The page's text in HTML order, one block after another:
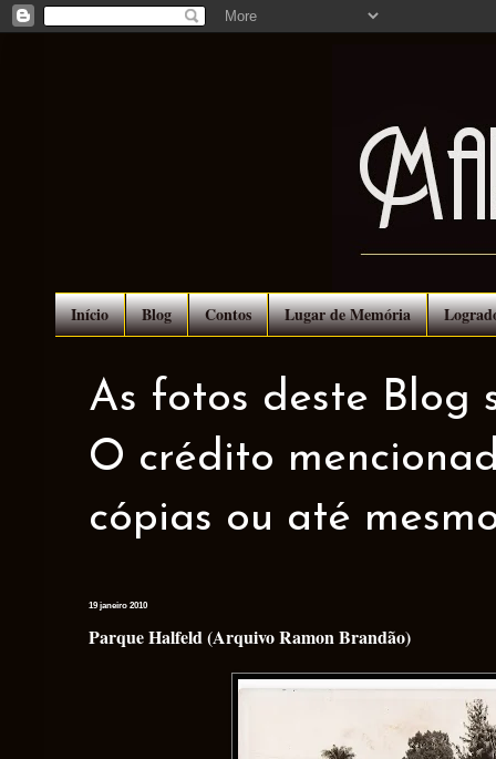
Início Blog Contos Lugar de Memória
As fotos deste Blog
O crédito
cópias ou até
19 janeiro 2010
Parque Halfeld (Arquivo Ramon Brandão)